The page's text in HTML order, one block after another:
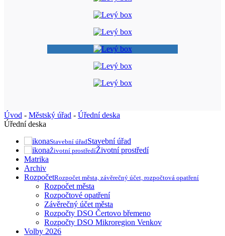
Úvod - Městský úřad - Úřední deska
Úřední deska
Stavební úřadStavební úřad
Životní prostředíŽivotní prostředí
Matrika
Archiv
RozpočetRozpočet města, závěrečný účet, rozpočtová opatření
Rozpočet města
Rozpočtové opatření
Závěrečný účet města
Rozpočty DSO Čertovo břemeno
Rozpočty DSO Mikroregion Venkov
Volby 2026